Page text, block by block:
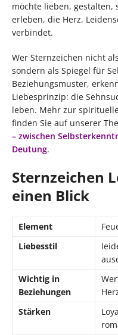
möchte lieben,
erleben, die Herz,
verbindet.
Wer Sternzeichen nicht
sondern als Spiegel für
Beziehungsmuster,
Liebesprinzip: die
leben. Mehr zur
finden Sie auf unserer
– zwischen
Deutung.
Sternzeichen
einen Blick
Element
Liebesstil
Wichtig in
Beziehungen
Stärken